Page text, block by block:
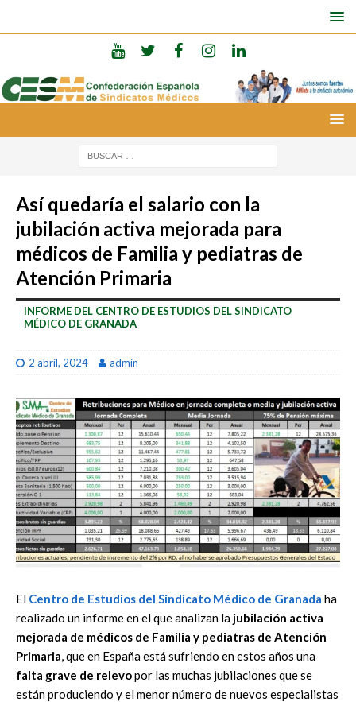
Así quedaría el salario con la
jubilación activa mejorada para
médicos de Familia y pediatras de
Atención Primaria
INFORME DEL CENTRO DE ESTUDIOS DEL SINDICATO
MÉDICO DE GRANADA
2 abril, 2024 admin
El Centro de Estudios del Sindicato Médico de Granada ha
realizado un informe en el que analizan la jubilación activa
mejorada de médicos de Familia y pediatras de Atención
Primaria, que en España está sufriendo en estos años una
falta grave de relevopor las muchas jubilaciones que se
están produciendo y el menor número de nuevos especialistas